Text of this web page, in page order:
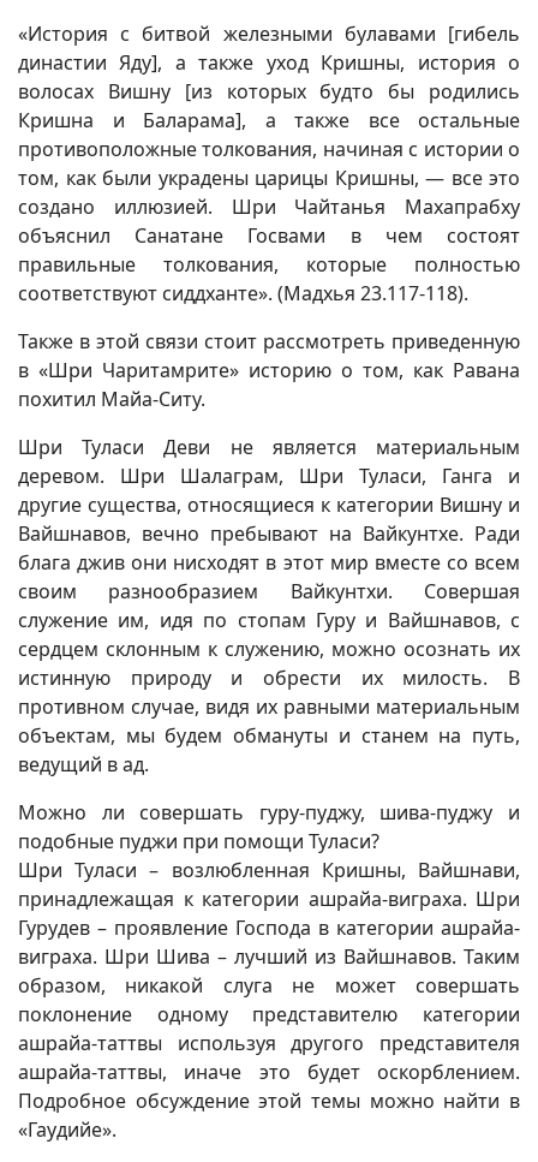
«История с битвой железными булавами [гибель
династии Яду], а также уход Кришны, история о
волосах Вишну [из которых будто бы родились
Кришна и Баларама], а также все остальные
противоположные толкования, начиная с истории о
том, как были украдены царицы Кришны, — все это
создано иллюзией. Шри Чайтанья Махапрабху
объяснил Санатане Госвами в чем состоят
правильные толкования, которые полностью
соответствуют сиддханте». (Мадхья 23.117-118).
Также в этой связи стоит рассмотреть приведенную
в «Шри Чаритамрите» историю о том, как Равана
похитил Майа-Ситу.
Шри Туласи Деви не является материальным
деревом. Шри Шалаграм, Шри Туласи, Ганга и
другие существа, относящиеся к категории Вишну и
Вайшнавов, вечно пребывают на Вайкунтхе. Ради
блага джив они нисходят в этот мир вместе со всем
своим разнообразием Вайкунтхи. Совершая
служение им, идя по стопам Гуру и Вайшнавов, с
сердцем склонным к служению, можно осознать их
истинную природу и обрести их милость. В
противном случае, видя их равными материальным
объектам, мы будем обмануты и станем на путь,
ведущий в ад.
Можно ли совершать гуру-пуджу, шива-пуджу и
подобные пуджи при помощи Туласи?
Шри Туласи – возлюбленная Кришны, Вайшнави,
принадлежащая к категории ашрайа-виграха. Шри
Гурудев – проявление Господа в категории ашрайа-
виграха. Шри Шива – лучший из Вайшнавов. Таким
образом, никакой слуга не может совершать
поклонение одному представителю категории
ашрайа-таттвы используя другого представителя
ашрайа-таттвы, иначе это будет оскорблением.
Подробное обсуждение этой темы можно найти в
«Гаудийе».